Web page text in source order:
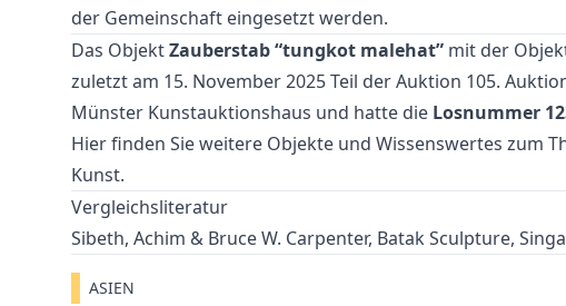
der Gemeinschaft eingesetzt werden.
Das ObjektZauberstab “tungkot malehat” mit der
zuletzt am 15. November 2025 Teil der Auktion 105.
Münster Kunstauktionshaus und hatte die Losnummer
Hier finden Sie weitere Objekte und Wissenswertes zum
Kunst.
Vergleichsliteratur
Sibeth, Achim & Bruce W. Carpenter, Batak Sculpture,
ASIEN